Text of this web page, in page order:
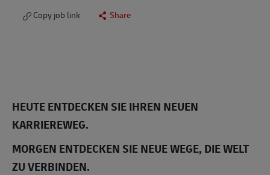
Copy job link Share
HEUTE ENTDECKEN SIE IHREN NEUEN
KARRIEREWEG.
MORGEN ENTDECKEN SIE NEUE WEGE, DIE WELT
ZU VERBINDEN.